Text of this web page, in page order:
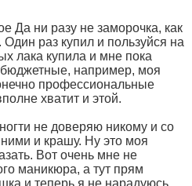
Да ни разу не заморочка, как
раз купил и пользуйся на
лака купила и мне пока
например, моя
профессиональные
хватит и этой.
не доверяю никому и со
и крашу. Ну это моя
Вот очень мне не
маникюра, а тут прям